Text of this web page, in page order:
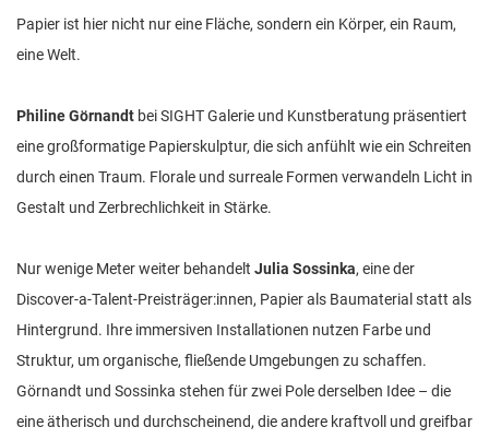
Papier ist hier nicht nur eine Fläche, sondern ein Körper, ein Raum,
eine Welt.
Philine Görnandt bei SIGHT Galerie und Kunstberatung präsentiert
eine großformatige Papierskulptur, die sich anfühlt wie ein Schreiten
durch einen Traum. Florale und surreale Formen verwandeln Licht in
Gestalt und Zerbrechlichkeit in Stärke.
Nur wenige Meter weiter behandelt Julia Sossinka, eine der
Discover-a-Talent-Preisträger:innen, Papier als Baumaterial statt als
Hintergrund. Ihre immersiven Installationen nutzen Farbe und
Struktur, um organische, fließende Umgebungen zu schaffen.
Görnandt und Sossinka stehen für zwei Pole derselben Idee – die
eine ätherisch und durchscheinend, die andere kraftvoll und greifbar